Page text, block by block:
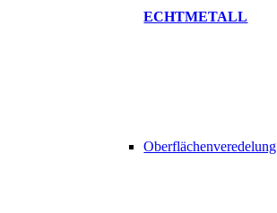
ECHTMETALL
Oberflächenveredelung